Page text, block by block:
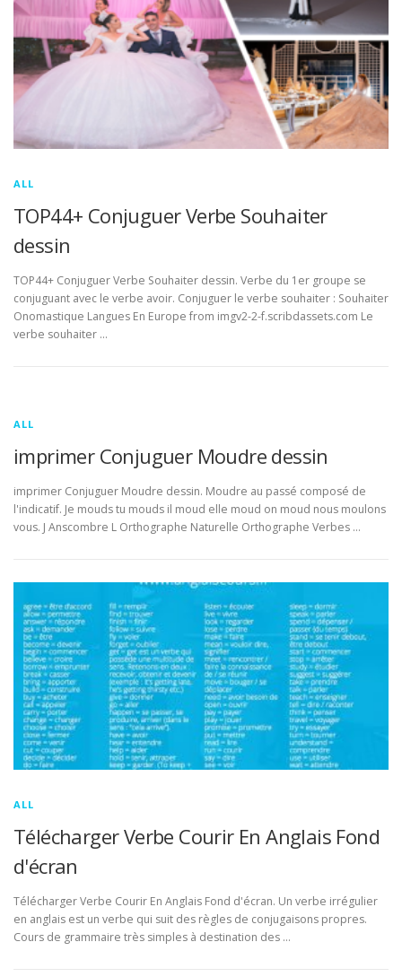
ALL
TOP44+ Conjuguer Verbe Souhaiter
dessin
TOP44+ Conjuguer Verbe Souhaiter dessin. Verbe du 1er groupe se
conjuguant avec le verbe avoir. Conjuguer le verbe souhaiter : Souhaiter
Onomastique Langues En Europe from imgv2-2-f.scribdassets.com Le
verbe souhaiter …
ALL
imprimer Conjuguer Moudre dessin
imprimer Conjuguer Moudre dessin. Moudre au passé composé de
l'indicatif. Je mouds tu mouds il moud elle moud on moud nous moulons
vous. J Anscombre L Orthographe Naturelle Orthographe Verbes …
ALL
Télécharger Verbe Courir En Anglais Fond
d'écran
Télécharger Verbe Courir En Anglais Fond d'écran. Un verbe irrégulier
en anglais est un verbe qui suit des règles de conjugaisons propres.
Cours de grammaire très simples à destination des …